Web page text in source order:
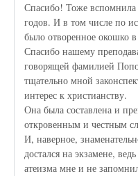
Спасибо! Тоже вспомнила
годов. И в том числе по
было отворенное окошко
Спасибо нашему
говорящей фамилией
тщательно мной
интерес к христианству.
Она была составлена и
откровенным и честным
И, наверное,
достался на экзамене,
атеизма мне и не